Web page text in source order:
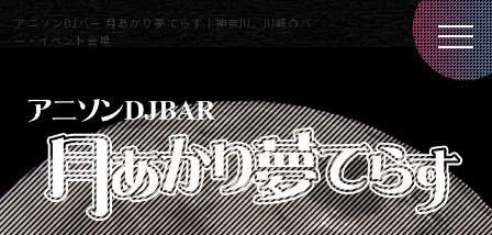
アニソンDJバー 月あかり夢てらす｜神奈川、川崎のバ
ー・イベント会場